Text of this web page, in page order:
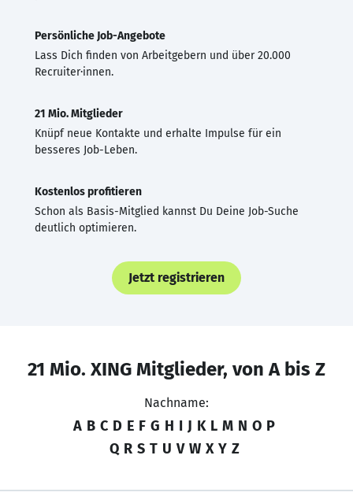
Persönliche Job-Angebote
Lass Dich finden von Arbeitgebern und über 20.000
Recruiter·innen.
21 Mio. Mitglieder
Knüpf neue Kontakte und erhalte Impulse für ein
besseres Job-Leben.
Kostenlos profitieren
Schon als Basis-Mitglied kannst Du Deine Job-Suche
deutlich optimieren.
Jetzt registrieren
21 Mio. XING Mitglieder, von A bis Z
Nachname:
A B C D E F G H I J K L M N O P
Q R S T U V W X Y Z